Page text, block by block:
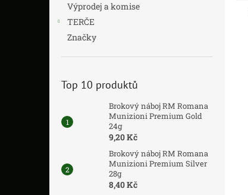
Výprodej a komise
TERČE
Značky
Top 10 produktů
Brokový náboj RM Romana
Munizioni Premium Gold
24g
9,20 Kč
Brokový náboj RM Romana
Munizioni Premium Silver
28g
8,40 Kč